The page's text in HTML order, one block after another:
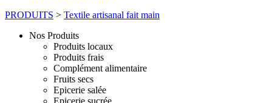
PRODUITS > Textile artisanal fait main
Nos Produits
Produits locaux
Produits frais
Complément alimentaire
Fruits secs
Epicerie salée
Epicerie sucrée